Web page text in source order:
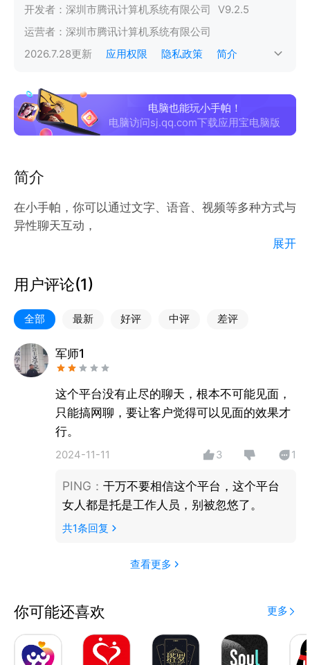
开发者： 深圳市腾讯计算机系统有限公司 V9.2.5
运营者： 深圳市腾讯计算机系统有限公司
2026.7.28更新 应用权限 隐私政策 简介
电脑也能玩小手帕！
电脑访问sj.qq.com下载应用宝电脑版
简介
在小手帕，你可以通过文字、语音、视频等多种方式与
异性聊天互动，
建立联系，彼此倾诉心事，彼此陪伴，通过消息管理功
能保持长期联系。
总有你喜欢的TA，一起来在线邂逅聊天吧。
主要功能：
【真人交友】：AI算法+人工审核，真实靠谱交友！
【动态分享】：分享好玩生活瞬间，遇见同城知己！
【一键搭讪】：发送一键撩人短语，搭讪秒速回复！
展开
用户评论(1)
全部 最新 好评 中评 差评
军师1
这个平台没有止尽的聊天，根本不可能见面，
只能搞网聊，要让客户觉得可以见面的效果才
行。
2024-11-11 3 1
PING ： 干万不要相信这个平台，这个平台
女人都是托是工作人员，别被忽悠了。
共1条回复
查看更多
你可能还喜欢 更多